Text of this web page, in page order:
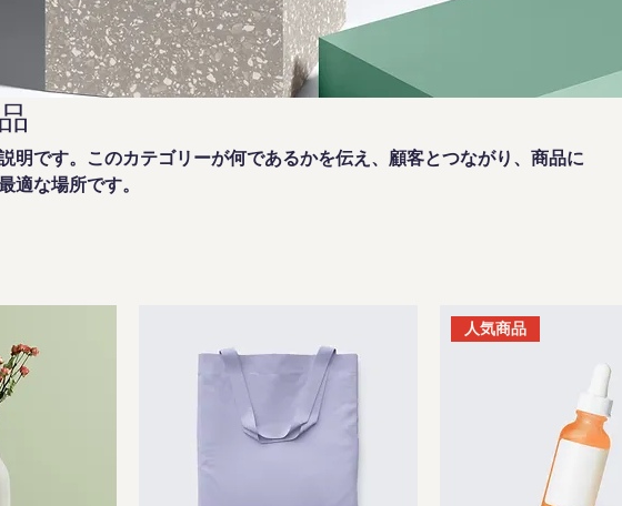
明です。このカテゴリーが何であるかを伝え、顧客とつながり、商品に
適な場所です。
人気商品